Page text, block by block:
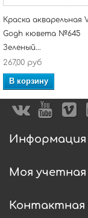
Краска акварельная
Gogh кювета №645
Зеленый...
267,00 руб
В корзину
Информация
Моя учетная
Контактная